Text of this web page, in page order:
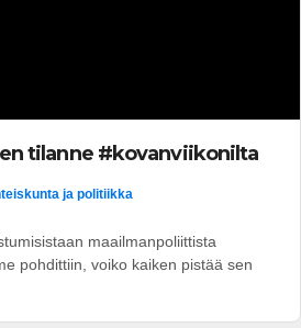
tilanne #kovanviikonilta
ja politiikka
maailmanpoliittista
pohdittiin, voiko kaiken pistää sen